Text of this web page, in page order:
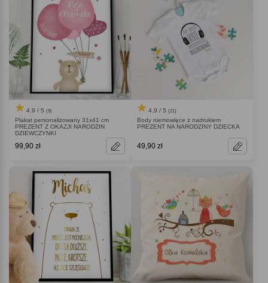
4.9 / 5 (9)
Plakat personalizowany 31x41 cm
PREZENT Z OKAZJI NARODZIN
DZIEWCZYNKI
99,90 zł
4.9 / 5 (21)
Body niemowlęce z nadrukiem
PREZENT NA NARODZINY DZIECKA
49,90 zł